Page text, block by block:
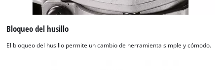
Bloqueo del husillo
El bloqueo del husillo permite un cambio de herramienta simple y cómodo.